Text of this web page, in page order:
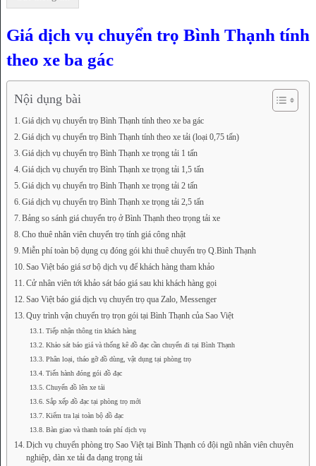
Giá dịch vụ chuyển trọ Bình Thạnh tính
theo xe ba gác
Nội dụng bài
Giá dịch vụ chuyển trọ Bình Thạnh tính theo xe ba gác
Giá dịch vụ chuyển trọ Bình Thạnh tính theo xe tải (loại 0,75 tấn)
Giá dịch vụ chuyển trọ Bình Thạnh xe trọng tải 1 tấn
Giá dịch vụ chuyển trọ Bình Thạnh xe trọng tải 1,5 tấn
Giá dịch vụ chuyển trọ Bình Thạnh xe trọng tải 2 tấn
Giá dịch vụ chuyển trọ Bình Thạnh xe trọng tải 2,5 tấn
Bảng so sánh giá chuyển trọ ở Bình Thạnh theo trọng tải xe
Cho thuê nhân viên chuyển trọ tính giá công nhật
Miễn phí toàn bộ dụng cụ đóng gói khi thuê chuyển trọ Q.Bình Thạnh
Sao Việt báo giá sơ bộ dịch vụ để khách hàng tham khảo
Cử nhân viên tới khảo sát báo giá sau khi khách hàng gọi
Sao Việt báo giá dịch vụ chuyển trọ qua Zalo, Messenger
Quy trình vận chuyển trọ trọn gói tại Bình Thạnh của Sao Việt
Tiếp nhận thông tin khách hàng
Khảo sát báo giá và thống kê đồ đạc cần chuyển đi tại Bình Thạnh
Phân loại, tháo gỡ đồ dùng, vật dụng tại phòng trọ
Tiến hành đóng gói đồ đạc
Chuyển đồ lên xe tải
Sắp xếp đồ đạc tại phòng trọ mới
Kiểm tra lại toàn bộ đồ đạc
Bàn giao và thanh toán phí dịch vụ
Dịch vụ chuyển phòng trọ Sao Việt tại Bình Thạnh có đội ngũ nhân viên chuyên
nghiệp, dàn xe tải đa dạng trọng tải